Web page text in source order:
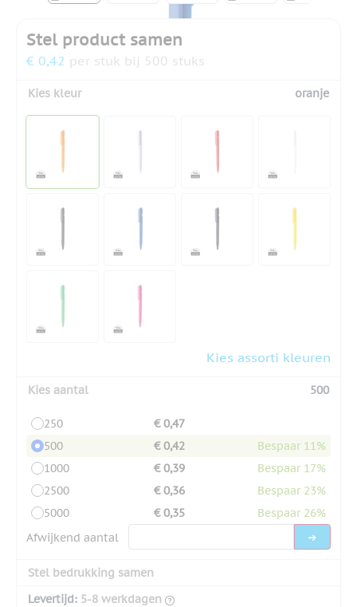
Stel product samen
€ 0,42 per stuk bij 500 stuks
Kies kleur oranje
Kies assorti kleuren
Kies aantal 500
250
€ 0,47
500
€ 0,42
Bespaar 11%
1000
€ 0,39
Bespaar 17%
2500
€ 0,36
Bespaar 23%
5000
€ 0,35
Bespaar 26%
Afwijkend aantal
Stel bedrukking samen
Levertijd: 5-8 werkdagen